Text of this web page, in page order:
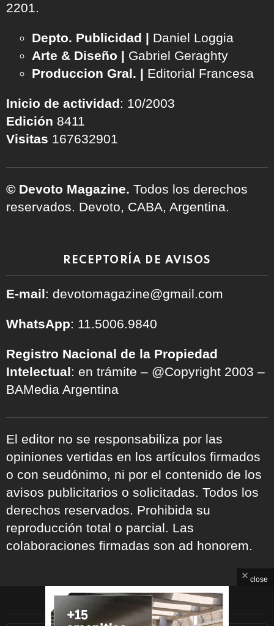
2201.
Depto. Publicidad | Daniel Loggia
Arte & Diseño | Gabriel Geraghty
Produccion Gral. | Editorial Francesa
Inicio de actividad: 10/2003
Edición 8411
Visitas 167632901
© Devoto Magazine. Todos los derechos
reservados. Devoto, CABA, Argentina.
RECEPTORÍA DE AVISOS
E-mail: devotomagazine@gmail.com
WhatsApp: 11.5006.9840
Registro Nacional de la Propiedad
Intelectual: en trámite – @Copyright 2003 –
BAMedia Argentina
El editor no se responsabiliza por las
opiniones vertidas en los artículos firmados
o con seudónimo, ni por el contenido de los
avisos publicitarios o solicitadas. Todos los
derechos reservados. Prohibida su
reproducción total o parcial. Las
colaboraciones firmadas son ad honorem.
ARCHIVOS
close